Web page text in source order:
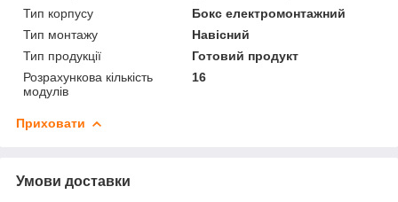
Тип корпусу
Бокс електромонтажний
Тип монтажу
Навісний
Тип продукції
Готовий продукт
Розрахункова кількість
модулів
16
Приховати
Умови доставки